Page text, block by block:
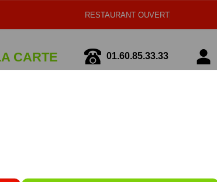
RESTAURANT OUVERT
CARTE 01.60.85.33.33